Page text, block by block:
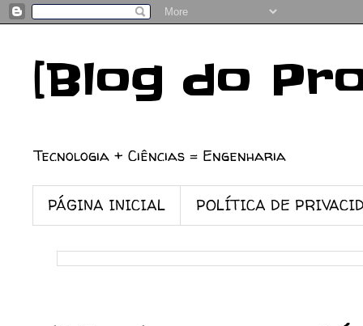
[Blog do
Tecnologia + Ciências = Engenharia
PÁGINA INICIAL POLÍTICA DE